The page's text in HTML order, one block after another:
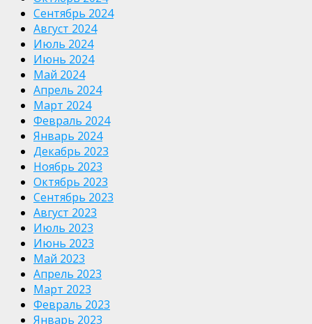
Сентябрь 2024
Август 2024
Июль 2024
Июнь 2024
Май 2024
Апрель 2024
Март 2024
Февраль 2024
Январь 2024
Декабрь 2023
Ноябрь 2023
Октябрь 2023
Сентябрь 2023
Август 2023
Июль 2023
Июнь 2023
Май 2023
Апрель 2023
Март 2023
Февраль 2023
Январь 2023